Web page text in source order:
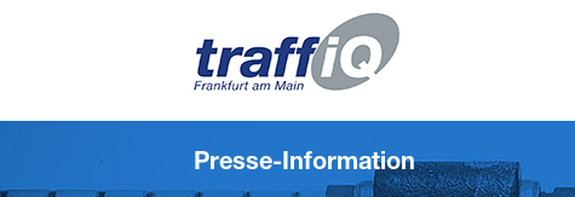
Presse-Information